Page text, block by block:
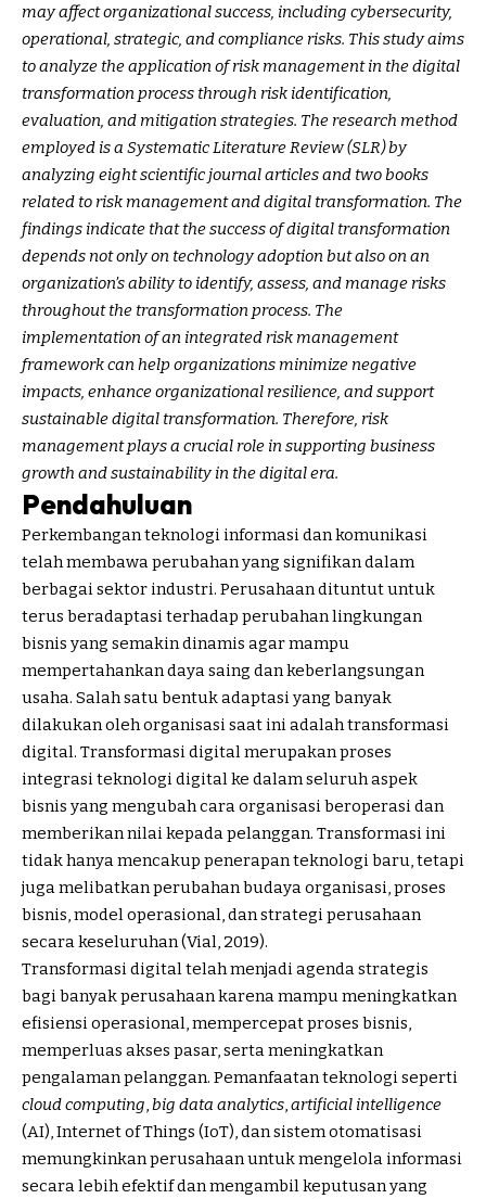
may affect organizational success, including cybersecurity,
operational, strategic, and compliance risks. This study aims
to analyze the application of risk management in the digital
transformation process through risk identification,
evaluation, and mitigation strategies. The research method
employed is a Systematic Literature Review (SLR) by
analyzing eight scientific journal articles and two books
related to risk management and digital transformation. The
findings indicate that the success of digital transformation
depends not only on technology adoption but also on an
organization’s ability to identify, assess, and manage risks
throughout the transformation process. The
implementation of an integrated risk management
framework can help organizations minimize negative
impacts, enhance organizational resilience, and support
sustainable digital transformation. Therefore, risk
management plays a crucial role in supporting business
growth and sustainability in the digital era.
Pendahuluan
Perkembangan teknologi informasi dan komunikasi
telah membawa perubahan yang signifikan dalam
berbagai sektor industri. Perusahaan dituntut untuk
terus beradaptasi terhadap perubahan lingkungan
bisnis yang semakin dinamis agar mampu
mempertahankan daya saing dan keberlangsungan
usaha. Salah satu bentuk adaptasi yang banyak
dilakukan oleh organisasi saat ini adalah transformasi
digital. Transformasi digital merupakan proses
integrasi teknologi digital ke dalam seluruh aspek
bisnis yang mengubah cara organisasi beroperasi dan
memberikan nilai kepada pelanggan. Transformasi ini
tidak hanya mencakup penerapan teknologi baru, tetapi
juga melibatkan perubahan budaya organisasi, proses
bisnis, model operasional, dan strategi perusahaan
secara keseluruhan (Vial, 2019).
Transformasi digital telah menjadi agenda strategis
bagi banyak perusahaan karena mampu meningkatkan
efisiensi operasional, mempercepat proses bisnis,
memperluas akses pasar, serta meningkatkan
pengalaman pelanggan. Pemanfaatan teknologi seperti
cloud computing big data analytics artificial intelligence
(AI), Internet of Things (IoT), dan sistem otomatisasi
memungkinkan perusahaan untuk mengelola informasi
secara lebih efektif dan mengambil keputusan yang